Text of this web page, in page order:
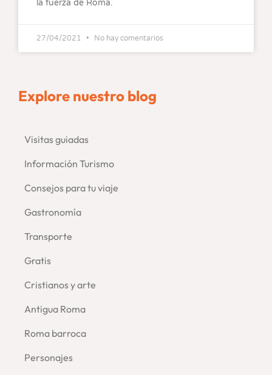
la fuerza de Roma.
27/04/2021 No hay comentarios
Explore nuestro blog
Visitas guiadas
–
Información Turismo
Consejos para tu viaje
–
Gastronomía
Transporte
Gratis
Cristianos y arte
Antigua Roma
Roma barroca
Personajes